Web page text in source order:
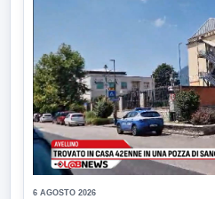
6 AGOSTO 2026